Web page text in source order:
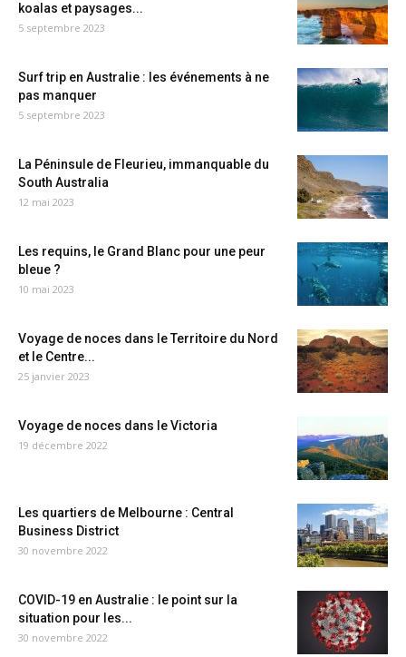
koalas et paysages...
5 septembre 2023
Surf trip en Australie : les événements à ne
pas manquer
5 septembre 2023
La Péninsule de Fleurieu, immanquable du
South Australia
12 mai 2023
Les requins, le Grand Blanc pour une peur
bleue ?
10 mai 2023
Voyage de noces dans le Territoire du Nord
et le Centre...
25 janvier 2023
Voyage de noces dans le Victoria
19 décembre 2022
Les quartiers de Melbourne : Central
Business District
30 novembre 2022
COVID-19 en Australie : le point sur la
situation pour les...
30 novembre 2022